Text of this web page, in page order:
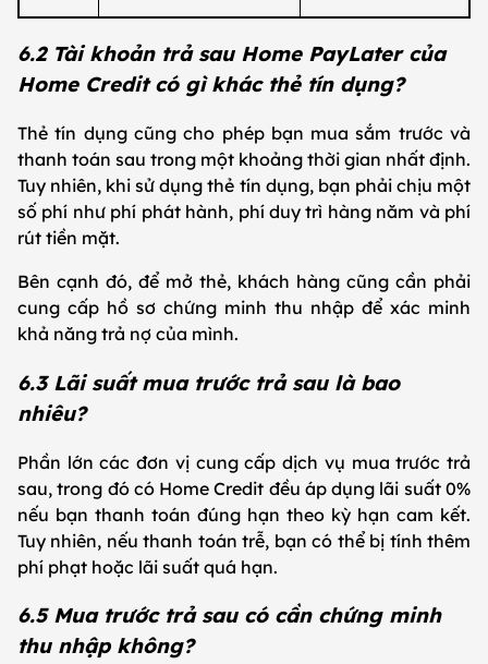
6.2 Tài khoản trả sau Home PayLater của
Home Credit có gì khác thẻ tín dụng?
Thẻ tín dụng cũng cho phép bạn mua sắm trước và
thanh toán sau trong một khoảng thời gian nhất định.
Tuy nhiên, khi sử dụng thẻ tín dụng, bạn phải chịu một
số phí như phí phát hành, phí duy trì hàng năm và phí
rút tiền mặt.
Bên cạnh đó, để mở thẻ, khách hàng cũng cần phải
cung cấp hồ sơ chứng minh thu nhập để xác minh
khả năng trả nợ của mình.
6.3 Lãi suất mua trước trả sau là bao
nhiêu?
Phần lớn các đơn vị cung cấp dịch vụ mua trước trả
sau, trong đó có Home Credit đều áp dụng lãi suất 0%
nếu bạn thanh toán đúng hạn theo kỳ hạn cam kết.
Tuy nhiên, nếu thanh toán trễ, bạn có thể bị tính thêm
phí phạt hoặc lãi suất quá hạn.
6.5 Mua trước trả sau có cần chứng minh
thu nhập không?